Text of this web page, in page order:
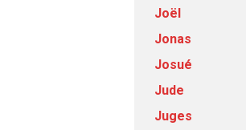
Joël
Jonas
Josué
Jude
Juges